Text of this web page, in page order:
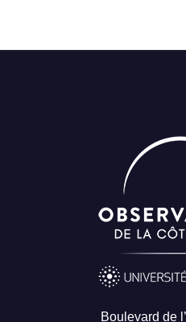
Boulevard de